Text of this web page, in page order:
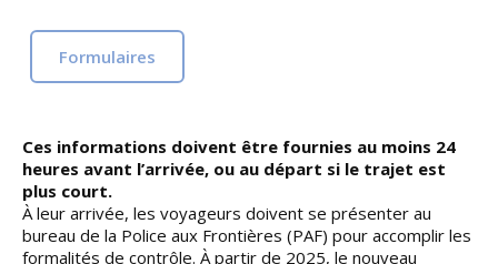
Formulaires
Ces informations doivent être fournies au moins 24
heures avant l’arrivée, ou au départ si le trajet est
plus court.
À leur arrivée, les voyageurs doivent se présenter au
bureau de la Police aux Frontières (PAF) pour accomplir les
formalités de contrôle. À partir de 2025, le nouveau